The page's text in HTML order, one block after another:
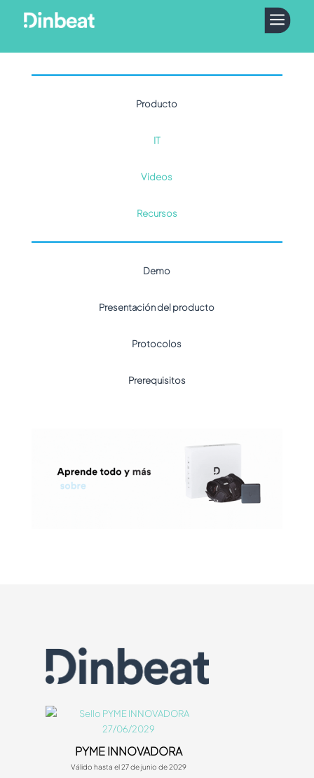
a
Producto
IT
Videos
Recursos
Demo
Presentación del producto
Protocolos
Prerequisitos
PYME INNOVADORA
Válido hasta el 27 de junio de 2029